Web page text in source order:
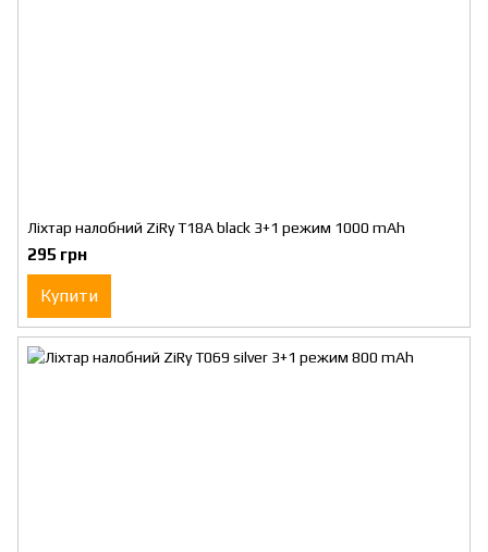
Ліхтар налобний ZiRy T18A black 3+1 режим 1000 mAh
295 грн
Купити